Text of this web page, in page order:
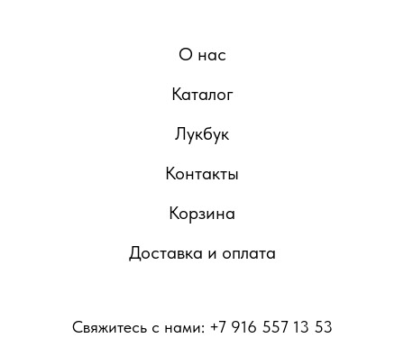
О нас
Каталог
Лукбук
Контакты
Корзина
Доставка и оплата
Свяжитесь с нами: +7 916 557 13 53